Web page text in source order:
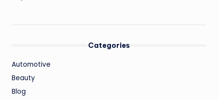
Categories
Automotive
Beauty
Blog